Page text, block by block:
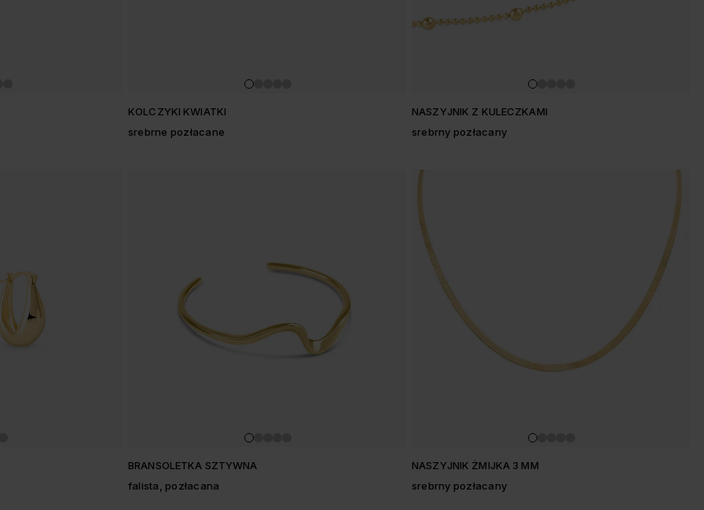
KOLCZYKI KWIATKI
srebrne pozłacane
NASZYJNIK Z KULECZKAMI
srebrny pozłacany
BRANSOLETKA SZTYWNA
falista, pozłacana
NASZYJNIK ŻMIJKA 3 MM
srebrny pozłacany